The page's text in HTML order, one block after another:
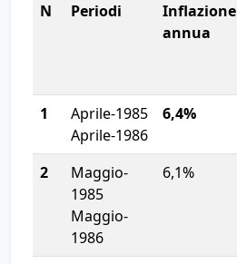
N Periodi
Inflazione
annua
1
Aprile-1985
Aprile-1986
6,4%
2
Maggio-
1985
Maggio-
1986
6,1%